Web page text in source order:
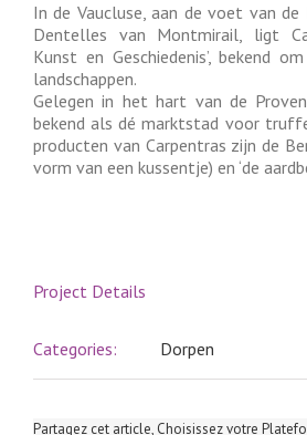
In de Vaucluse, aan de voet van
Dentelles van Montmirail, ligt
Kunst en Geschiedenis’, bekend
landschappen.
Gelegen in het hart van de
bekend als dé marktstad voor
producten van Carpentras zijn de
vorm van een kussentje) en ‘de
Project Details
Categories: Dorpen
Partagez cet article, Choisissez votre